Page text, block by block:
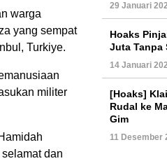
warga
yang sempat
Turkiye.
militer
dan
29 Januari
Hoaks
Juta Tanpa
14 Januari
[Hoaks]
Rudal ke
Gim
11 Desember